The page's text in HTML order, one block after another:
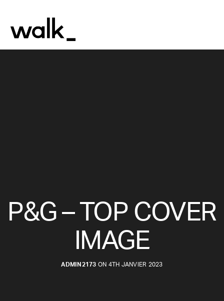
P&G – TOP COVER
IMAGE
ADMIN2173 ON 4TH JANVIER 2023